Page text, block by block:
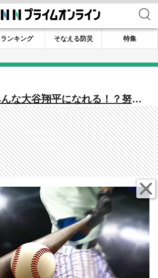
検索
ランキング そなえる防災
特集
な大谷翔平になれる！？努力
ないこの世の中で「棚からぼ
抜くためには大切にすべき人